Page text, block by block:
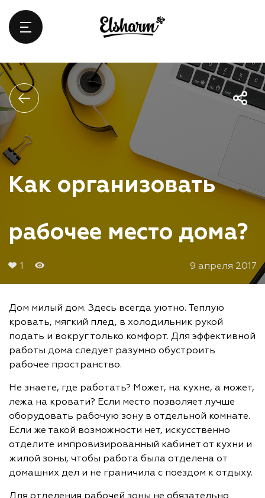
Как организовать
рабочее место дома?
1 9 апреля 2017
Дом милый дом. Здесь всегда уютно. Теплую
кровать, мягкий плед, в холодильник рукой
подать и вокруг только комфорт. Для эффективной
работы дома следует разумно обустроить
рабочее пространство.
Не знаете, где работать? Может, на кухне, а может,
лежа на кровати? Если место позволяет лучше
оборудовать рабочую зону в отдельной комнате.
Если же такой возможности нет, искусственно
отделите импровизированный кабинет от кухни и
жилой зоны, чтобы работа была отделена от
домашних дел и не граничила с поездом к отдыху.